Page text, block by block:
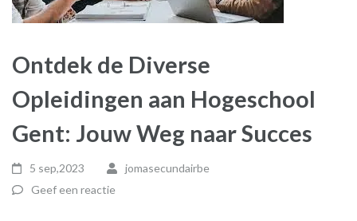
Ontdek de Diverse
Opleidingen aan Hogeschool
Gent: Jouw Weg naar Succes
5 sep,2023
jomasecundairbe
Geef een reactie